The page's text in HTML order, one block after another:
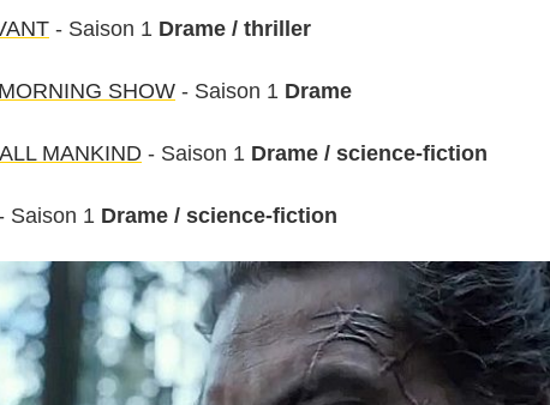
- Saison 1 Drame / thriller
SHOW - Saison 1 Drame
MANKIND - Saison 1 Drame / science-fiction
Saison 1 Drame / science-fiction